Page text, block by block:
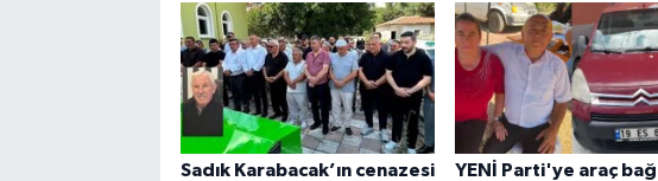
Sadık Karabacak’ın cenazesi
YENİ Parti'ye araç